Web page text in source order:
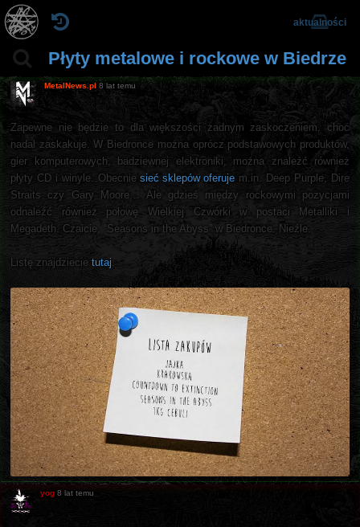
Płyty metalowe i rockowe w Biedrze
aktualności
MetalNews.pl 8 lat temu
Zapewne nie będzie to dla większości żadnym zaskoczeniem, choć
nadal zaskakuje. W Biedronce można oprócz podstawowych produktów,
gier komputerowych, badziewnej elektroniki, można znaleźć również
płyty CD i winyle. Obecniesieć sklepów oferuje m.in. Deep Purple, Dire
Straits czy Gary Moore… Ale gdzieś między rockowymi pozycjami
odnaleźć również połowę Wielkiej Czwórki w postaci Metalliki i
Megadeth. Czaicie, “Seasons in the Abyss” w Biedronce. Nieźle.
Listę znajdziecie tutaj.
yog 8 lat temu